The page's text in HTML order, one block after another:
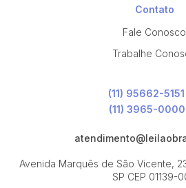
Contato
Fale Conosco
Trabalhe
(11) 95662-5151
(11) 3965-0000
Avenida Marquês de São Vicente,
SP CEP 01139-